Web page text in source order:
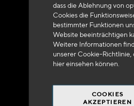
dass die Ablehnung von
Cookies die
bestimmter Funktionen
Website beeinträchtigen
Weitere Informationen
unserer Cookie-Richtlinie,
hiereinsehen können.
COOKIES
AKZEPTIEREN
bei 250 Euros*